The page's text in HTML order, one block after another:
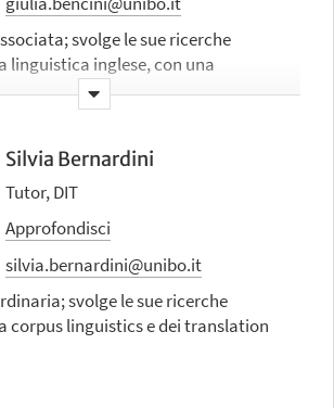
svolge le sue ricerche
linguistica inglese, con una
alla Construction Grammare
Silvia Bernardini
Tutor, DIT
Approfondisci
silvia.bernardini@unibo.it
svolge le sue ricerche
corpus linguistics e dei translation